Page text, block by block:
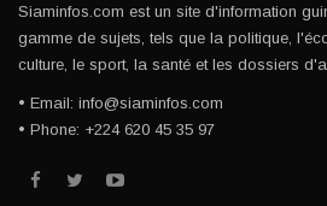
Siaminfos.com est un site d'information
gamme de sujets, tels que la politique,
culture, le sport, la santé et les dossiers
• Email: info@siaminfos.com
• Phone: +224 620 45 35 97